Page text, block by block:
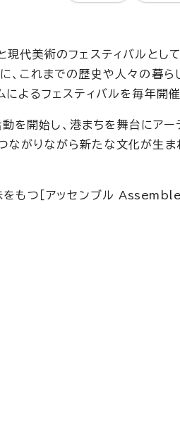
代美術のフェスティバルとして
これまでの歴史や人々の暮ら
によるフェスティバルを毎年開催
を開始し、港まちを舞台にアー
ながりながら新たな文化が生ま
もつ［アッセンブル Assemble